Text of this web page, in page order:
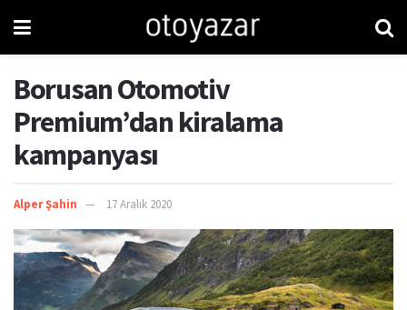
Borusan Otomotiv
Premium’dan kiralama
kampanyası
Alper Şahin 17 Aralık 2020